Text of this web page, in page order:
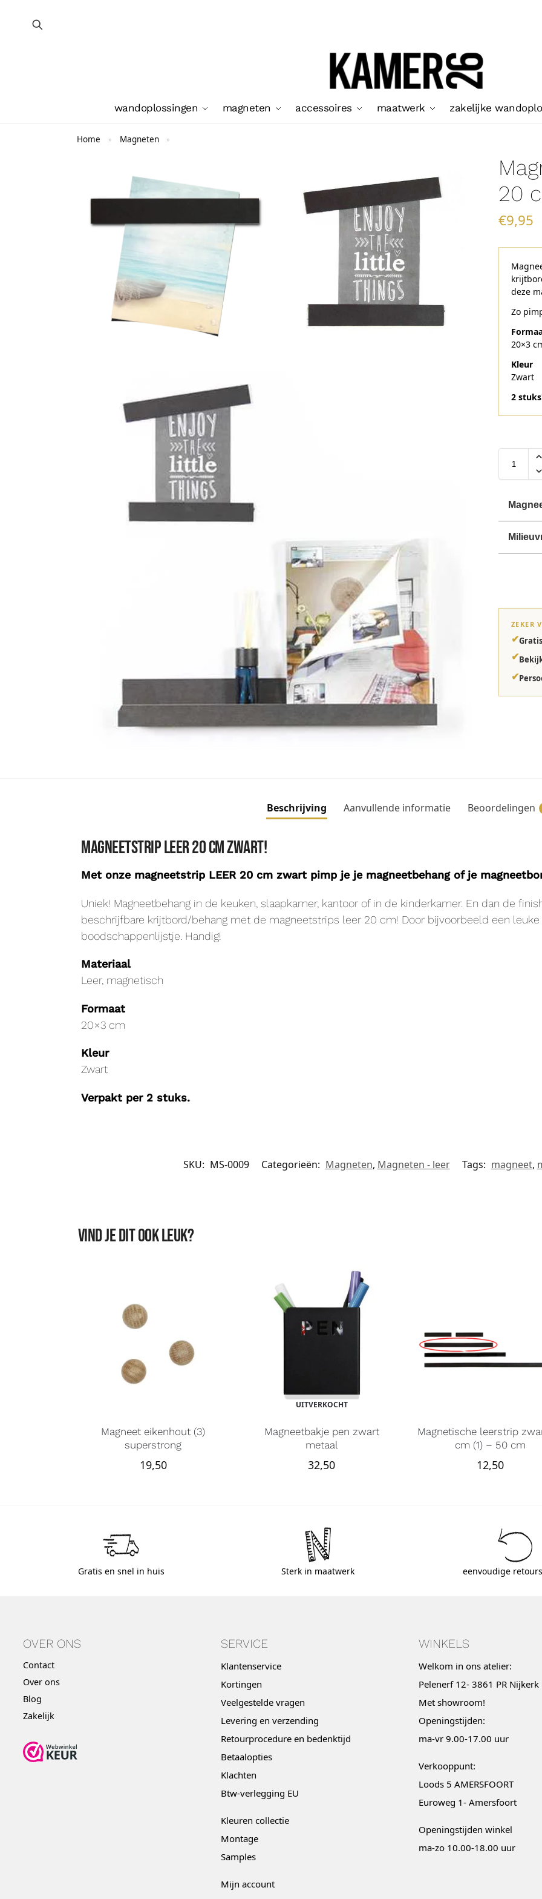
wandoplossingen magneten accessoires maatwerk zakelijke
Home » Magneten »
20
€9,95
deze
Zo
20×3
Kleur
Zwart
2
ZEKER
✔
✔
✔
Beschrijving Aanvullende informatie Beoordelingen
Magneetstrip LEER 20 cm zwart!
Met onze magneetstrip LEER 20 cm zwart pimp je je magneetbehang of je
Uniek! Magneetbehang in de keuken, slaapkamer, kantoor of in de kinderkamer. En dan de
beschrijfbare krijtbord/behang met de magneetstrips leer 20 cm! Door bijvoorbeeld een
boodschappenlijstje. Handig!
Materiaal
Leer, magnetisch
Formaat
20×3 cm
Kleur
Zwart
Verpakt per 2 stuks.
SKU: MS-0009 Categorieën: Magneten, Magneten - leer Tags: magneet,
Vind je dit ook leuk?
Magneet eikenhout (3)
superstrong
19,50
UITVERKOCHT
Magneetbakje pen zwart
metaal
32,50
Magnetische leerstrip
cm (1) – 50 cm
12,50
Gratis en snel in huis Sterk in maatwerk eenvoudige
OVER ONS
Contact
Over ons
Blog
Zakelijk
SERVICE
Klantenservice
Kortingen
Veelgestelde vragen
Levering en verzending
Retourprocedure en bedenktijd
Betaalopties
Klachten
Btw-verlegging EU
Kleuren collectie
Montage
Samples
Mijn account
WINKELS
Welkom in ons atelier:
Pelenerf 12- 3861 PR Nijkerk
Met showroom!
Openingstijden:
ma-vr 9.00-17.00 uur
Verkooppunt:
Loods 5 AMERSFOORT
Euroweg 1- Amersfoort
Openingstijden winkel
ma-zo 10.00-18.00 uur